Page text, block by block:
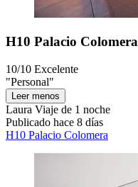
H10 Palacio Colomera
10/10 Excelente
"Personal"
Leer menos
Laura Viaje de 1 noche
Publicado hace 8 días
H10 Palacio Colomera